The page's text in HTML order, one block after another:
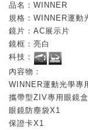
品名：WINNER
規格：WINNER運動
鏡片：AC展示片
鏡框：亮白
科技：
內容物：
WINNER運動光學專
攜帶型ZIV專用眼鏡
眼鏡防塵袋X1
保證卡X1